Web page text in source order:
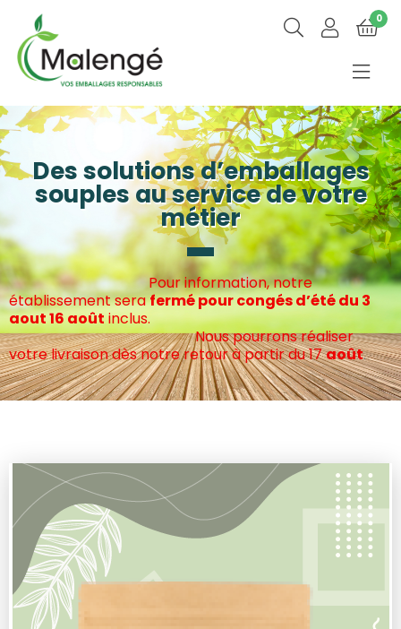
0
Des solutions d’emballages
souples au service de votre
métier
Pour information, notre
établissement serafermé pour congés d’été du 3
aout 16 aoûtinclus.
Nous pourrons réaliser
votre livraison dès notre retour à partir du 17août.